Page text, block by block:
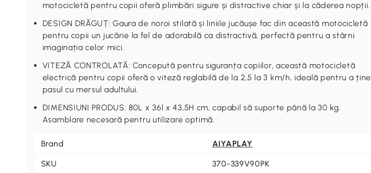
motocicletă pentru copii oferă plimbări sigure și distractive chiar și la căderea nopții.
DESIGN DRĂGUȚ: Gaura de noroi stilată și liniile jucăușe fac din această motocicletă
pentru copii un jucărie la fel de adorabilă ca distractivă, perfectă pentru a stârni
imaginația celor mici.
VITEZĂ CONTROLATĂ: Concepută pentru siguranța copiilor, această motocicletă
electrică pentru copii oferă o viteză reglabilă de la 2,5 la 3 km/h, ideală pentru a ține
pasul cu mersul adultului.
DIMENSIUNI PRODUS: 80L x 36l x 43,5H cm, capabil să suporte până la 30 kg.
Asamblare necesară pentru utilizare optimă.
Brand AIYAPLAY
SKU 370-339V90PK